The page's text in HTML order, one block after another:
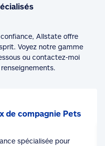
Allstate offre
Voyez notre gamme
ou contactez-moi
de compagnie Pets
spécialisée pour